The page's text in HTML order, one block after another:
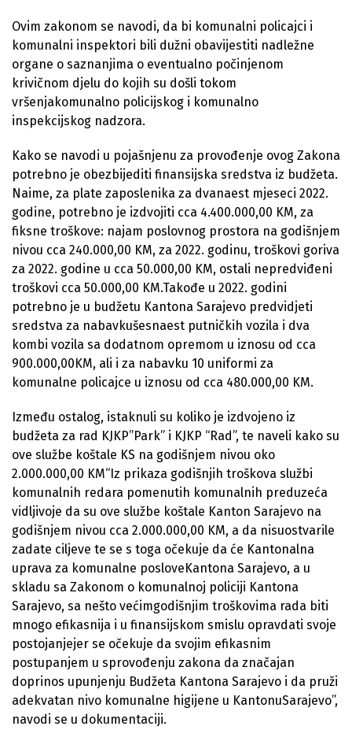
Ovim zakonom se navodi, da bi komunalni policajci i
komunalni inspektori bili dužni obavijestiti nadležne
organe o saznanjima o eventualno počinjenom
krivičnom djelu do kojih su došli tokom
vršenjakomunalno policijskog i komunalno
inspekcijskog nadzora.
Kako se navodi u pojašnjenu za provođenje ovog Zakona
potrebno je obezbijediti finansijska sredstva iz budžeta.
Naime, za plate zaposlenika za dvanaest mjeseci 2022.
godine, potrebno je izdvojiti cca 4.400.000,00 KM, za
fiksne troškove: najam poslovnog prostora na godišnjem
nivou cca 240.000,00 KM, za 2022. godinu, troškovi goriva
za 2022. godine u cca 50.000,00 KM, ostali nepredviđeni
troškovi cca 50.000,00 KM.Takođe u 2022. godini
potrebno je u budžetu Kantona Sarajevo predvidjeti
sredstva za nabavkušesnaest putničkih vozila i dva
kombi vozila sa dodatnom opremom u iznosu od cca
900.000,00KM, ali i za nabavku 10 uniformi za
komunalne policajce u iznosu od cca 480.000,00 KM.
Između ostalog, istaknuli su koliko je izdvojeno iz
budžeta za rad KJKP”Park” i KJKP “Rad”, te naveli kako su
ove službe koštale KS na godišnjem nivou oko
2.000.000,00 KM“Iz prikaza godišnjih troškova službi
komunalnih redara pomenutih komunalnih preduzeća
vidljivoje da su ove službe koštale Kanton Sarajevo na
godišnjem nivou cca 2.000.000,00 KM, a da nisuostvarile
zadate ciljeve te se s toga očekuje da će Kantonalna
uprava za komunalne posloveKantona Sarajevo, a u
skladu sa Zakonom o komunalnoj policiji Kantona
Sarajevo, sa nešto većimgodišnjim troškovima rada biti
mnogo efikasnija i u finansijskom smislu opravdati svoje
postojanjejer se očekuje da svojim efikasnim
postupanjem u sprovođenju zakona da značajan
doprinos upunjenju Budžeta Kantona Sarajevo i da pruži
adekvatan nivo komunalne higijene u KantonuSarajevo”,
navodi se u dokumentaciji.